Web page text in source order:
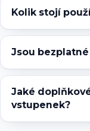
Kolik stojí
Jsou
Jaké
vstupenek?